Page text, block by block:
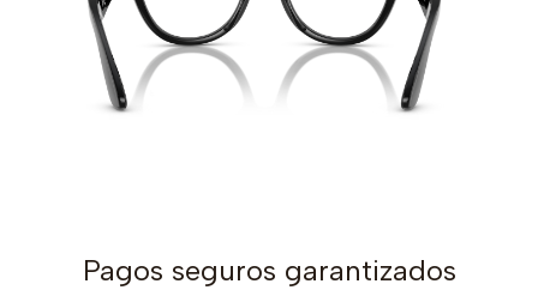
Pagos seguros garantizados